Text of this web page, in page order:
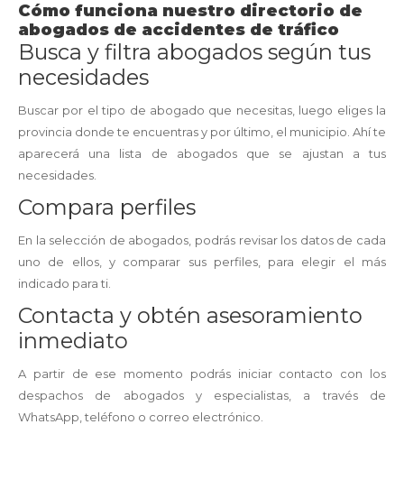
Cómo funciona nuestro directorio de
abogados de accidentes de tráfico
Busca y filtra abogados según tus
necesidades
Buscar por el tipo de abogado que necesitas, luego eliges la
provincia donde te encuentras y por último, el municipio. Ahí te
aparecerá una lista de abogados que se ajustan a tus
necesidades.
Compara perfiles
En la selección de abogados, podrás revisar los datos de cada
uno de ellos, y comparar sus perfiles, para elegir el más
indicado para ti.
Contacta y obtén asesoramiento
inmediato
A partir de ese momento podrás iniciar contacto con los
despachos de abogados y especialistas, a través de
WhatsApp, teléfono o correo electrónico.